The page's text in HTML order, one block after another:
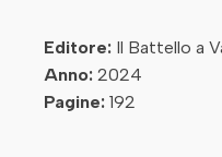
Editore: Il Battello a
Anno: 2024
Pagine: 192